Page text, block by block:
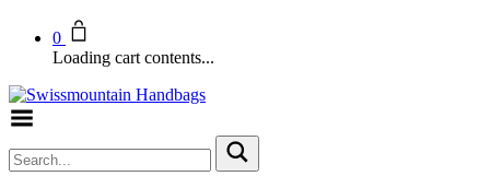
0
Loading cart contents...